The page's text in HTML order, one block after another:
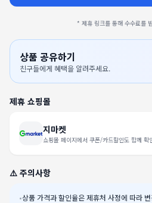
* 제휴 링크를 통해 수수료를
상품 공유하기
친구들에게 혜택을 알려주세요.
제휴 쇼핑몰
지마켓
쇼핑몰 페이지에서 쿠폰/카드할인도 함께 확
⚠️ 주의사항
•상품 가격과 할인율은 제휴처 사정에 따라